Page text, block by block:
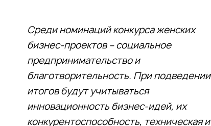
Среди номинаций конкурса женских
бизнес-проектов – социальное
предпринимательство и
благотворительность. При подведении
итогов будут учитываться
инновационность бизнес-идей, их
конкурентоспособность, техническая и